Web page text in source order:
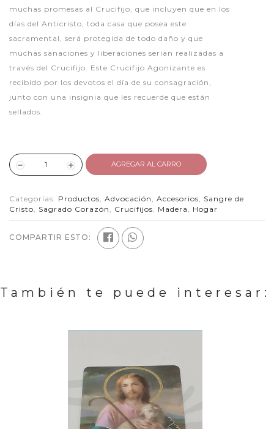
muchas promesas al Crucifijo, que incluyen que en los
días del Anticristo, toda casa que posea este
sacramental, será protegida de todo daño y que
muchas sanaciones y liberaciones serian realizadas a
través del Crucifijo. Este Crucifijo Agonizante es
recibido por los devotos el día de su consagración,
junto con una insignia que les recuerde que están
sellados.
AGREGAR AL CARRO
Categorías: Productos, Advocación , Accesorios, Sangre de
Cristo, Sagrado Corazón , Crucifijos, Madera , Hogar
COMPARTIR ESTO:
También te puede interesar: